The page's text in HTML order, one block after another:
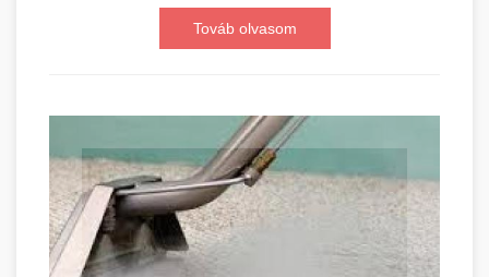
Továb olvasom